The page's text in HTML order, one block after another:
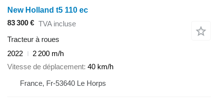
New Holland t5 110 ec
83 300 € TVA incluse
Tracteur à roues
2022
2 200 m/h
Vitesse de déplacement 40 km/h
France, Fr-53640 Le Horps